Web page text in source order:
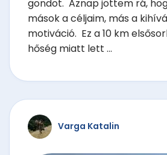
gondot. Aznap jöttem rá,
mások a céljaim, más a
motiváció. Ez a 10 km
hőség miatt lett ...
Varga Katalin